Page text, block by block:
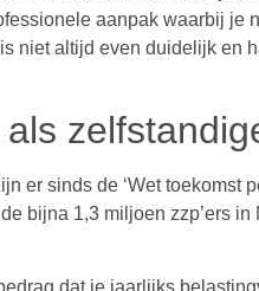
aanpak waarbij je
niet altijd even duidelijk en
er sinds de ‘Wet toekomst
bijna 1,3 miljoen zzp’ers in